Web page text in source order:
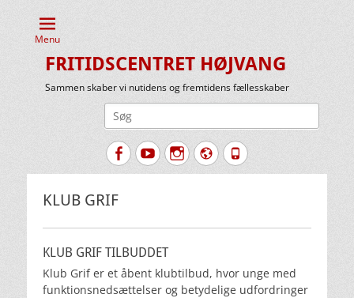
Menu
FRITIDSCENTRET HØJVANG
Sammen skaber vi nutidens og fremtidens fællesskaber
FacebookYouTubeInstagram
Website
Tlf.
KLUB GRIF
KLUB GRIF TILBUDDET
Klub Grif er et åbent klubtilbud, hvor unge med
funktionsnedsættelser og betydelige udfordringer